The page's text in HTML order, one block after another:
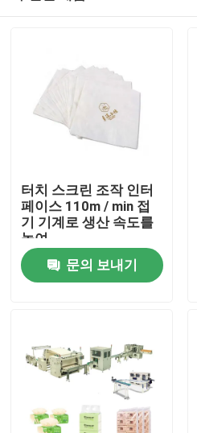
제품
우리 에 관한 것
터치 스크린 조작 인터
페이스 110m / min 접
기 기계로 생산 속도를
높여
문의 보내기